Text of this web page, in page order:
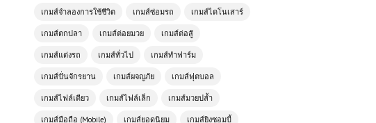
เกมส์จำลองการใช้ชีวิต เกมส์ซ่อมรถ เกมส์ไดโนเสาร์
เกมส์ตกปลา เกมส์ต่อยมวย เกมส์ต่อสู้
เกมส์แต่งรถ เกมส์ทั่วไป เกมส์ทำฟาร์ม
เกมส์ปั่นจักรยาน เกมส์ผจญภัย เกมส์ฟุตบอล
เกมส์ไฟล์เดียว เกมส์ไฟล์เล็ก เกมส์มวยปล้ำ
เกมส์มือถือ (Mobile) เกมส์ยอดนิยม เกมส์ยิงซอมบี้
Pro – เกมรถซิ่งสุดมันสำหรับสายสตันท์
เกมส์ออนไลน์ 🚀 Futuristic Racer